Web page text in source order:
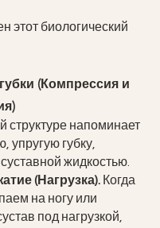
этот биологический
(Компрессия и
структуре напоминает
упругую губку,
жидкостью.
(Нагрузка). Когда
на ногу или
под нагрузкой,